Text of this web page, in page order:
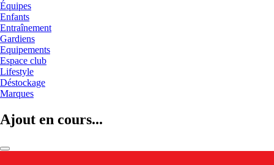
Équipes
Enfants
Entraînement
Gardiens
Equipements
Espace club
Lifestyle
Déstockage
Marques
Ajout en cours...